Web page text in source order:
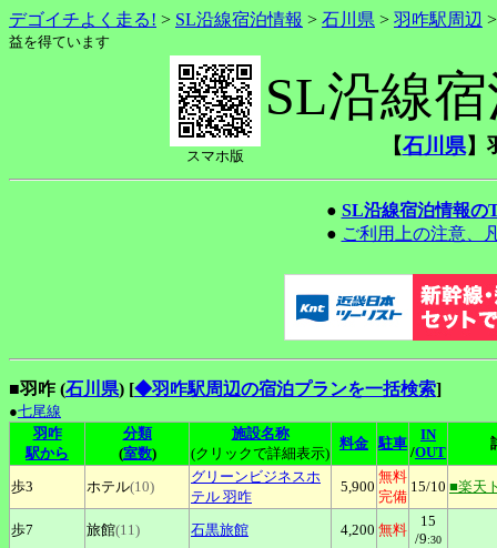
デゴイチよく走る! > SL沿線宿泊情報 > 石川県 > 羽咋駅周辺
益を得ています
スマホ版
SL沿線
【石川県】
● SL沿線宿泊情報の
● ご利用上の注意、
■羽咋 (石川県) [◆羽咋駅周辺の宿泊プランを一括検索]
●七尾線
羽咋
駅から
分類
(室数)
施設名称
(クリックで詳細表示)
料金 駐車
IN
/OUT
歩3 ホテル(10)
グリーンビジネスホ
テル 羽咋
5,900
無料
完備
15/10 ■楽天
歩7 旅館(11) 石黒旅館 4,200 無料
15
/9:30